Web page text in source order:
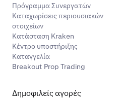
Πρόγραμμα Συνεργατών
Καταχωρίσεις περιουσιακών
στοιχείων
Κατάσταση Kraken
Κέντρο υποστήριξης
Καταγγελία
Breakout Prop Trading
Δημοφιλείς αγορές